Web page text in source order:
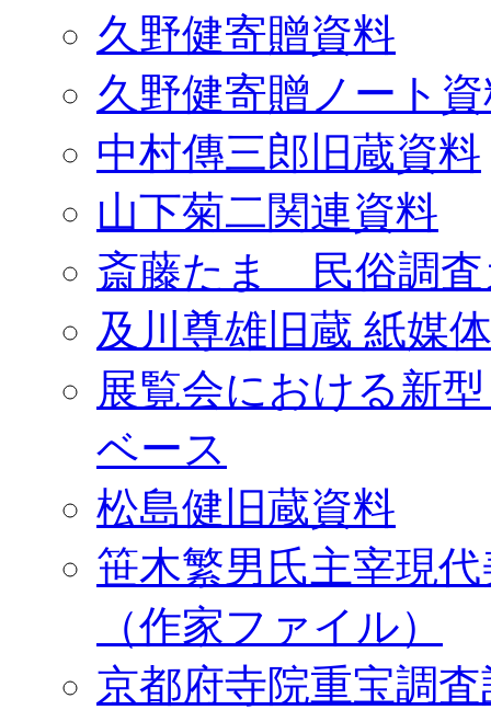
久野健寄贈資料
久野健寄贈ノート
中村傳三郎旧蔵資料
山下菊二関連資料
斎藤たま 民俗調査
及川尊雄旧蔵 紙媒
展覧会における新
ベース
松島健旧蔵資料
笹木繁男氏主宰現
（作家ファイル）
京都府寺院重宝調